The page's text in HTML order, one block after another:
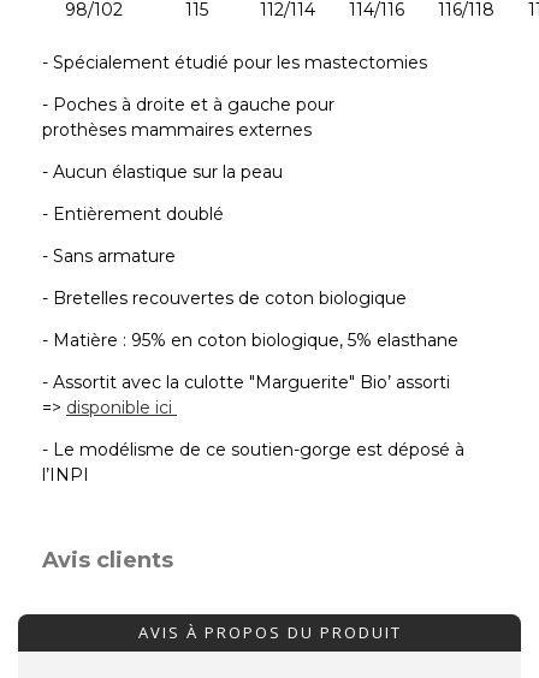
98/102 115 112/114 114/116 116/118
- Spécialement étudié pour les mastectomies
- Poches à droite et à gauche pour
prothèses mammaires externes
- Aucun élastique sur la peau
- Entièrement doublé
- Sans armature
- Bretelles recouvertes de coton biologique
- Matière : 95% en coton biologique, 5% elasthane
- Assortit avec la culotte "Marguerite" Bio’ assorti
=> disponible ici
- Le modélisme de ce soutien-gorge est déposé à
l’INPI
Avis clients
AVIS À PROPOS DU PRODUIT